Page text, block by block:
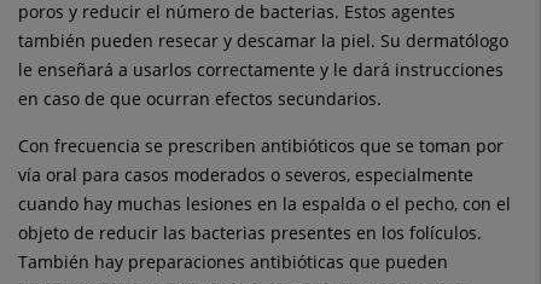
poros y reducir el número de bacterias. Estos agentes
también pueden resecar y descamar la piel. Su dermatólogo
le enseñará a usarlos correctamente y le dará instrucciones
en caso de que ocurran efectos secundarios.
Con frecuencia se prescriben antibióticos que se toman por
vía oral para casos moderados o severos, especialmente
cuando hay muchas lesiones en la espalda o el pecho, con el
objeto de reducir las bacterias presentes en los folículos.
También hay preparaciones antibióticas que pueden